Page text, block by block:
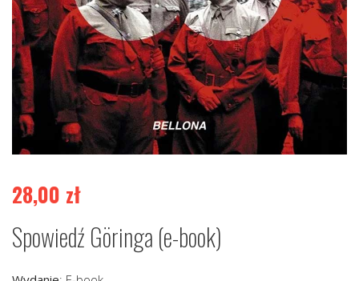
28,00 zł
Spowiedź Göringa (e-book)